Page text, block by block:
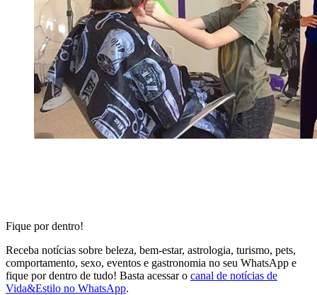
Fique por dentro!
Receba notícias sobre beleza, bem-estar, astrologia, turismo, pets,
comportamento, sexo, eventos e gastronomia no seu WhatsApp e
fique por dentro de tudo! Basta acessar o canal de notícias de
Vida&Estilo no WhatsApp.